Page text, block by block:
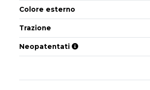
Colore esterno
Trazione
Neopatentati